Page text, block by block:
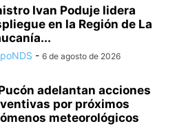
Ivan Poduje lidera
en la Región de La
- 6 de agosto de 2026
adelantan acciones
por próximos
meteorológicos